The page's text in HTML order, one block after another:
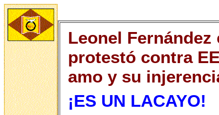
Leonel
protestó contra
amo y su
¡ES UN LACAYO!